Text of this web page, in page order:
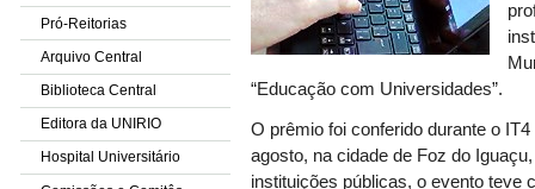
Pró-Reitorias
Arquivo Central
Biblioteca Central
Editora da UNIRIO
Hospital Universitário
“Educação com Universidades”.
O prêmio foi conferido durante o
agosto, na cidade de Foz do
instituições públicas, o evento teve